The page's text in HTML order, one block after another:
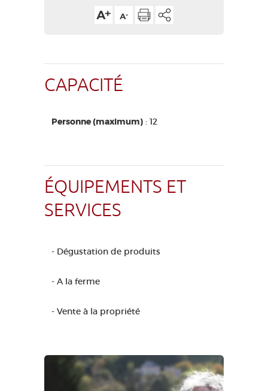
CAPACITÉ
Personne (maximum) : 12
ÉQUIPEMENTS ET
SERVICES
- Dégustation de produits
- A la ferme
- Vente à la propriété